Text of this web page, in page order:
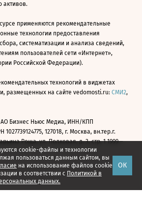
cookie-файлы и технологии
пользоваться данным сайтом, вы
на использование файлов cookie
в соответствии с Политикой в
данных.
ОК
активов.
применяются рекомендательные
технологии предоставления
систематизации и анализа сведений,
пользователей сети «Интернет»,
Российской Федерации).
технологий в виджетах
размещенных на сайте vedomosti.ru: СМИ2,
Бизнес Ньюс Медиа, ИНН/КПП
1027739124775, 127018, г. Москва, вн.тер.г.
Роща, ул. Полковая, д. 3, стр. 1 1999—